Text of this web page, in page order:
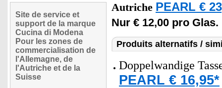
Site de service et
support de la marque
Cucina di Modena
Pour les zones de
commercialisation de
l'Allemagne, de
l'Autriche et de la
Suisse
Autriche PEARL €
Nur € 12,00 pro Glas.
Produits alternatifs /
Doppelwandige
PEARL € 16,95*